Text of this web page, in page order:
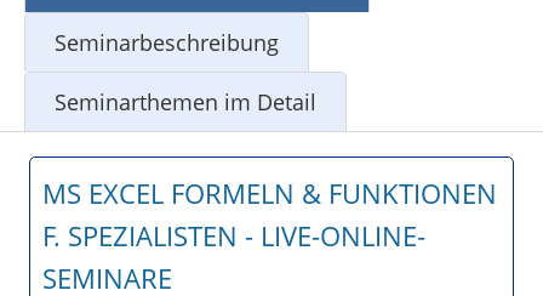
Seminarbeschreibung
Seminarthemen im Detail
MS EXCEL FORMELN & FUNKTIONEN
F. SPEZIALISTEN - LIVE-ONLINE-
SEMINARE